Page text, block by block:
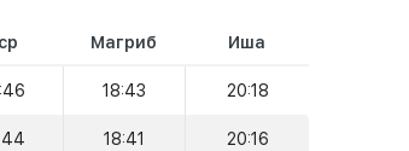
Магриб Иша
18:43 20:18
18:41 20:16